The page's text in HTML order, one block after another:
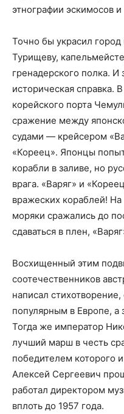
этнографии эскимосов
Точно бы украсил
Турищеву,
гренадерского полка. И
историческая справка.
корейского порта
сражение между
судами — крейсером
«Кореец». Японцы
корабли в заливе, но
врага. «Варяг» и
вражеских кораблей!
моряки сражались до
сдаваться в плен,
Восхищенный этим
соотечественников
написал
популярным в Европе, а
Тогда же император
лучший марш в честь
победителем которого
Алексей Сергеевич
работал директором
вплоть до 1957 года.